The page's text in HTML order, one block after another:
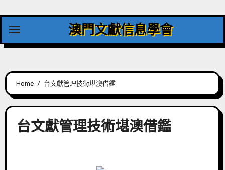
content
澳門文獻信息學會
Home 台文獻管理技術堪澳借鑑
台文獻管理技術堪澳借鑑